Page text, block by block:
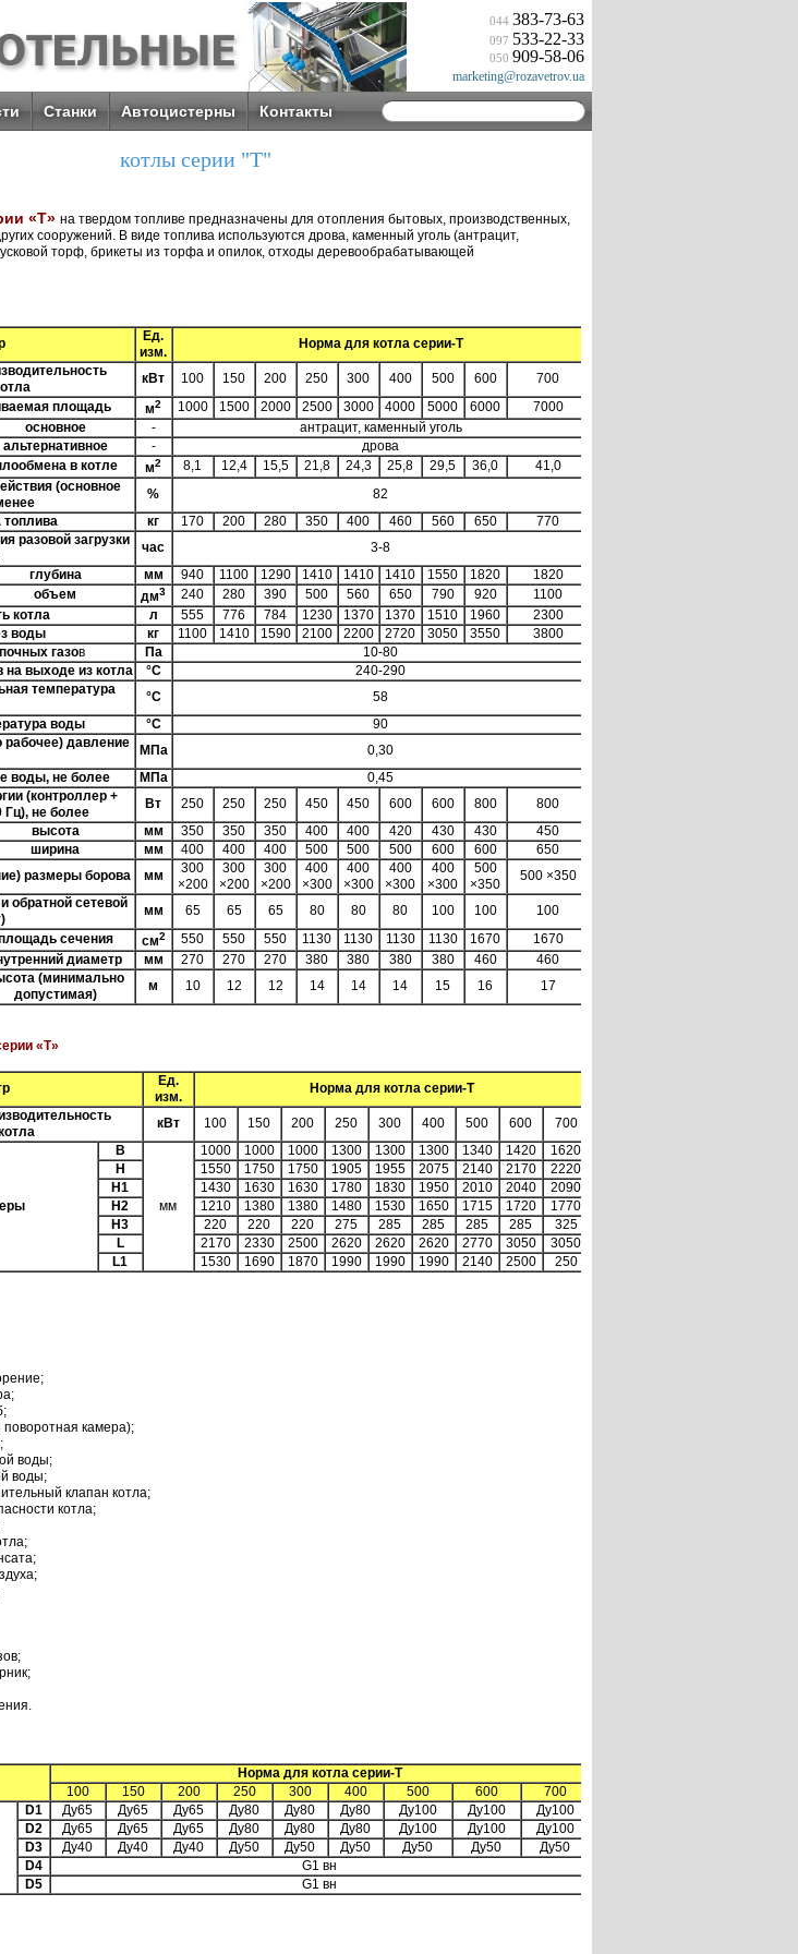
044 383-73-63
097 533-22-33
050 909-58-06
marketing@rozavetrov.ua
Станки Автоцистерны Контакты
котлы серии "Т"
«Т» на твердом топливе предназначены для отопления бытовых, производственных,
сооружений. В виде топлива используются дрова, каменный уголь (антрацит,
торф, брикеты из торфа и опилок, отходы деревообрабатывающей
Ед.
изм.
Норма для котла серии-Т
кВт 100 150 200 250 300 400 500 600
700
площадь
м2 1000 1500 2000 2500 3000 4000 5000 6000
7000
основное -
антрацит, каменный уголь
альтернативное
-
дрова
в котле
м2 8,1 12,4 15,5 21,8 24,3 25,8 29,5 36,0
41,0
(основное
%
82
топлива
кг 170 200 280 350 400 460 560 650
770
разовой загрузки
час 3-8
глубина мм 940 1100 1290 1410 1410 1410 1550 1820
1820
объем
дм3 240 280 390 500 560 650 790 920
1100
котла
л 555 776 784 1230 1370 1370 1510 1960
2300
воды
кг 1100 1410 1590 2100 2200 2720 3050 3550
3800
газов Па
10-80
на выходе из котла
°C
240-290
температура
°C
58
воды
°C
90
давление
МПа
0,30
воды, не более
МПа
0,45
(контроллер +
Гц), не более
Вт 250 250 250 450 450 600 600 800
800
высота мм 350 350 350 400 400 420 430 430
450
ширина
мм 400 400 400 500 500 500 600 600
650
размеры борова
мм
300
×200
300
×200
300
×200
400
×300
400
×300
400
×300
400
×300
500
×350
500 ×350
обратной сетевой
мм 65 65 65 80 80 80 100 100 100
сечения см2 550 550 550 1130 1130 1130 1130 1670
1670
диаметр
мм 270 270 270 380 380 380 380 460
460
(минимально
допустимая)
м 10 12 12 14 14 14 15 16 17
«Т»
Ед.
изм.
Норма для котла серии-Т
кВт 100 150 200 250 300 400 500 600 700
B
мм
1000 1000 1000 1300 1300 1300 1340 1420
1620
H
1550 1750 1750 1905 1955 2075 2140 2170
2220
H1
1430 1630 1630 1780 1830 1950 2010 2040
2090
H2
1210 1380 1380 1480 1530 1650 1715 1720
1770
H3
220 220 220 275 285 285 285 285
325
L
2170 2330 2500 2620 2620 2620 2770 3050
3050
L1
1530 1690 1870 1990 1990 1990 2140 2500 250
поворотная камера);
воды;
воды;
клапан котла;
котла;
Норма для котла серии-Т
100
150 200 250 300 400 500 600 700
D1 Ду65 Ду65 Ду65 Ду80 Ду80 Ду80 Ду100 Ду100
Ду100
D2
Ду65 Ду65 Ду65 Ду80 Ду80 Ду80 Ду100 Ду100
Ду100
D3
Ду40 Ду40 Ду40 Ду50 Ду50 Ду50 Ду50 Ду50
Ду50
D4
G1 вн
D5
G1 вн